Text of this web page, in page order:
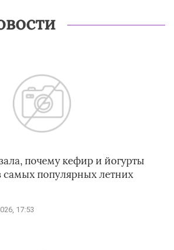
почему кефир и йогурты
популярных летних
17:53